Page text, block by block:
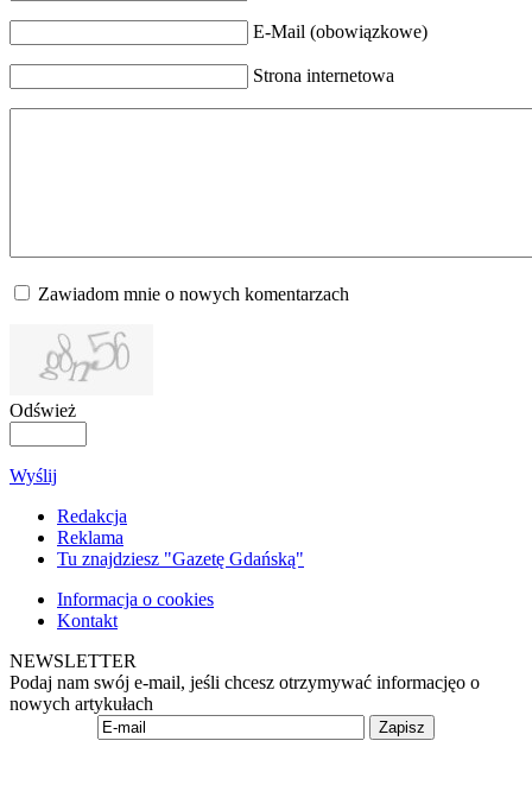
E-Mail (obowiązkowe)
Strona internetowa
Zawiadom mnie o nowych komentarzach
Odśwież
Wyślij
Redakcja
Reklama
Tu znajdziesz "Gazetę Gdańską"
Informacja o cookies
Kontakt
NEWSLETTER
Podaj nam swój e-mail, jeśli chcesz otrzymywać informacjęo o
nowych artykułach
Zapisz